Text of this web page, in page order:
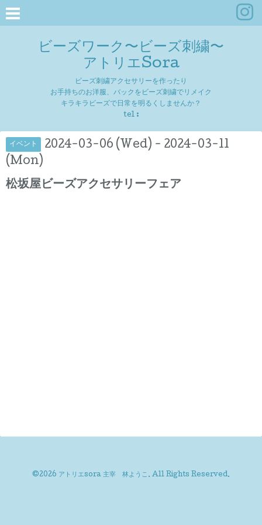
ビーズワーク〜ビーズ刺繍〜
アトリエSora
ビーズ刺繍アクセサリーを作ったり
お手持ちのお洋服、バックをビーズ刺繍でリメイク
キラキラビーズで日常を明るくしませんか？
tel :
イベント
2024-03-06 (Wed) - 2024-03-11
(Mon)
松坂屋ビーズアクセサリーフェア
©2026 アトリエsora 主宰 林ようこ . All Rights Reserved.